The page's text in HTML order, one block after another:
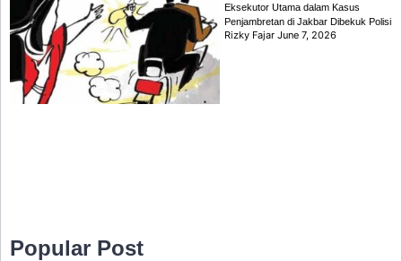
Eksekutor Utama dalam Kasus
Penjambretan di Jakbar Dibekuk Polisi
Rizky FajarJune 7, 2026
Popular Post